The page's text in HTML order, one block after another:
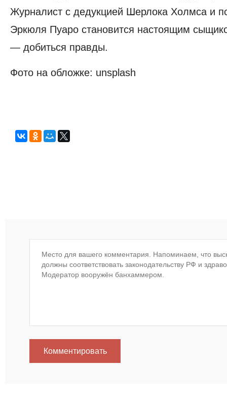
Журналист с дедукцией Шерлока Холмса и
Эркюля Пуаро становится настоящим
— добиться правды.
Фото на обложке: unsplash
Комментировать